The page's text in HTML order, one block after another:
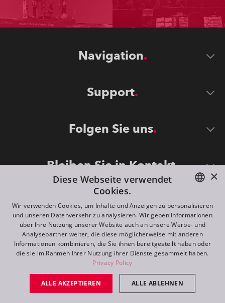
Navigation
Support
Folgen Sie uns
Bleiben Sie in Kontakt
©2026 ROBE lighting s.r.o.
All rights reserved. Created by
Switch to desktop mode
ENGLISH
FR
RU
×
Diese Webseite verwendet
Cookies.
Wir verwenden Cookies, um Inhalte und Anzeigen zu personalisieren
und unseren Datenverkehr zu analysieren. Wir geben Informationen
über Ihre Nutzung unserer Website auch an unsere Werbe- und
Analysepartner weiter, die diese möglicherweise mit anderen
Informationen kombinieren, die Sie ihnen bereitgestellt haben oder
die sie im Rahmen Ihrer Nutzung ihrer Dienste gesammelt haben.
Privacy Policy
ALLE AKZEPTIEREN ALLE ABLEHNEN